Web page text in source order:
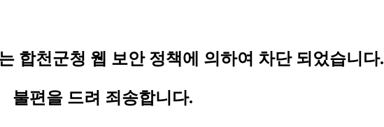
합천군청 웹 보안 정책에 의하여 차단 되었습니다.
불편을 드려 죄송합니다.